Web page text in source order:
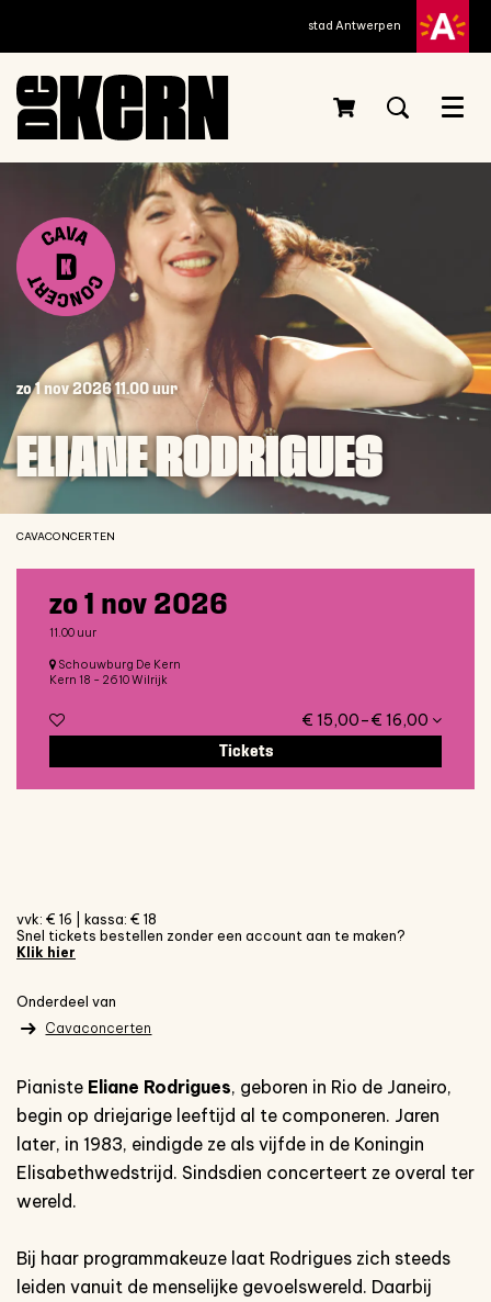
stad Antwerpen
Menu
ELIANE RODRIGUES
zo 1 nov 202611.00 uur
CAVACONCERTEN
zo 1 nov 2026
11.00 uur
Schouwburg De Kern
Kern 18 - 2610 Wilrijk
€ 15,00–€ 16,00
Tickets
Pianiste Eliane Rodrigues, geboren in Rio de Janeiro,
begin op driejarige leeftijd al te componeren. Jaren
later, in 1983, eindigde ze als vijfde in de Koningin
Elisabethwedstrijd. Sindsdien concerteert ze overal ter
wereld.
Bij haar programmakeuze laat Rodrigues zich steeds
leiden vanuit de menselijke gevoelswereld. Daarbij
vvk: € 16 | kassa: € 18
Snel tickets bestellen zonder een account aan te maken?
Klik hier
Onderdeel van
Cavaconcerten